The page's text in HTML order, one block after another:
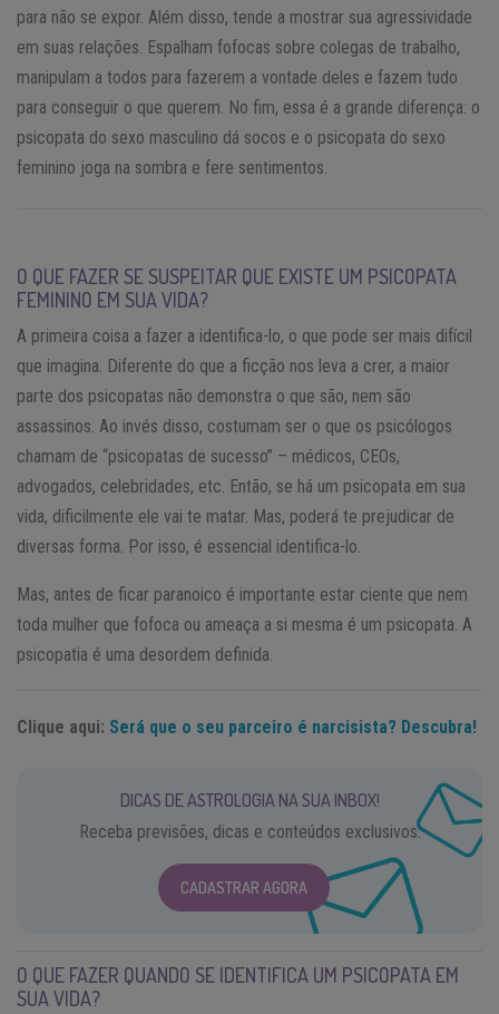
para não se expor. Além disso, tende a mostrar sua agressividade
em suas relações. Espalham fofocas sobre colegas de trabalho,
manipulam a todos para fazerem a vontade deles e fazem tudo
para conseguir o que querem. No fim, essa é a grande diferença: o
psicopata do sexo masculino dá socos e o psicopata do sexo
feminino joga na sombra e fere sentimentos.
O QUE FAZER SE SUSPEITAR QUE EXISTE UM PSICOPATA
FEMININO EM SUA VIDA?
A primeira coisa a fazer a identifica-lo, o que pode ser mais difícil
que imagina. Diferente do que a ficção nos leva a crer, a maior
parte dos psicopatas não demonstra o que são, nem são
assassinos. Ao invés disso, costumam ser o que os psicólogos
chamam de “psicopatas de sucesso” – médicos, CEOs,
advogados, celebridades, etc. Então, se há um psicopata em sua
vida, dificilmente ele vai te matar. Mas, poderá te prejudicar de
diversas forma. Por isso, é essencial identifica-lo.
Mas, antes de ficar paranoico é importante estar ciente que nem
toda mulher que fofoca ou ameaça a si mesma é um psicopata. A
psicopatia é uma desordem definida.
Clique aqui: Será que o seu parceiro é narcisista? Descubra!
DICAS DE ASTROLOGIA NA SUA INBOX!
Receba previsões, dicas e conteúdos exclusivos.
CADASTRAR AGORA
O QUE FAZER QUANDO SE IDENTIFICA UM PSICOPATA EM
SUA VIDA?